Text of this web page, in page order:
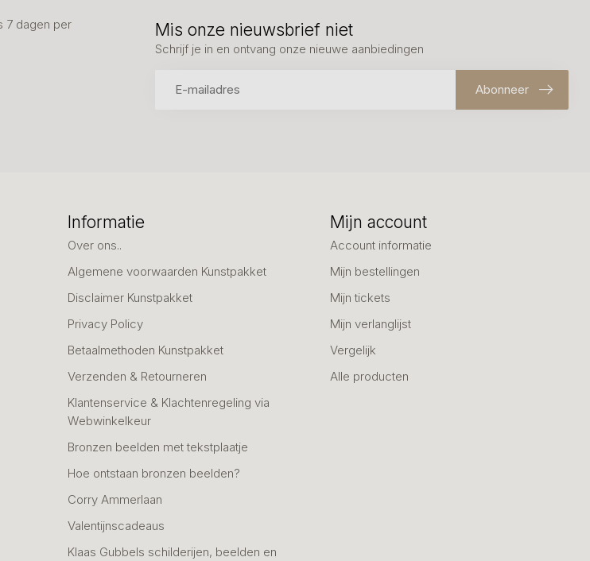
7 dagen per
Mis onze nieuwsbrief niet
Schrijf je in en ontvang onze nieuwe aanbiedingen
Abonneer
Informatie
Over ons..
Algemene voorwaarden Kunstpakket
Disclaimer Kunstpakket
Privacy Policy
Betaalmethoden Kunstpakket
Verzenden & Retourneren
Klantenservice & Klachtenregeling via
Webwinkelkeur
Bronzen beelden met tekstplaatje
Hoe ontstaan bronzen beelden?
Corry Ammerlaan
Valentijnscadeaus
Klaas Gubbels schilderijen, beelden en
Mijn account
Account informatie
Mijn bestellingen
Mijn tickets
Mijn verlanglijst
Vergelijk
Alle producten